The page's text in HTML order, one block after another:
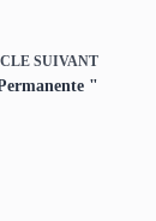
SUIVANT
"